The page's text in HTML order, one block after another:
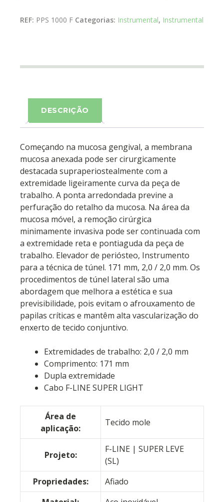
REF: PPS 1000 F Categorias: Instrumental, Instrumental
DESCRIÇÃO
Começando na mucosa gengival, a membrana
mucosa anexada pode ser cirurgicamente
destacada supraperiostealmente com a
extremidade ligeiramente curva da peça de
trabalho. A ponta arredondada previne a
perfuração do retalho da mucosa. Na área da
mucosa móvel, a remoção cirúrgica
minimamente invasiva pode ser continuada com
a extremidade reta e pontiaguda da peça de
trabalho. Elevador de periósteo, Instrumento
para a técnica de túnel. 171 mm, 2,0 / 2,0 mm. Os
procedimentos de túnel lateral são uma
abordagem que melhora a estética e sua
previsibilidade, pois evitam o afrouxamento de
papilas críticas e mantêm alta vascularização do
enxerto de tecido conjuntivo.
Extremidades de trabalho: 2,0 / 2,0 mm
Comprimento: 171 mm
Dupla extremidade
Cabo F-LINE SUPER LIGHT
Área de
aplicação:
Tecido mole
Projeto:
F-LINE | SUPER LEVE
(SL)
Propriedades:
Afiado